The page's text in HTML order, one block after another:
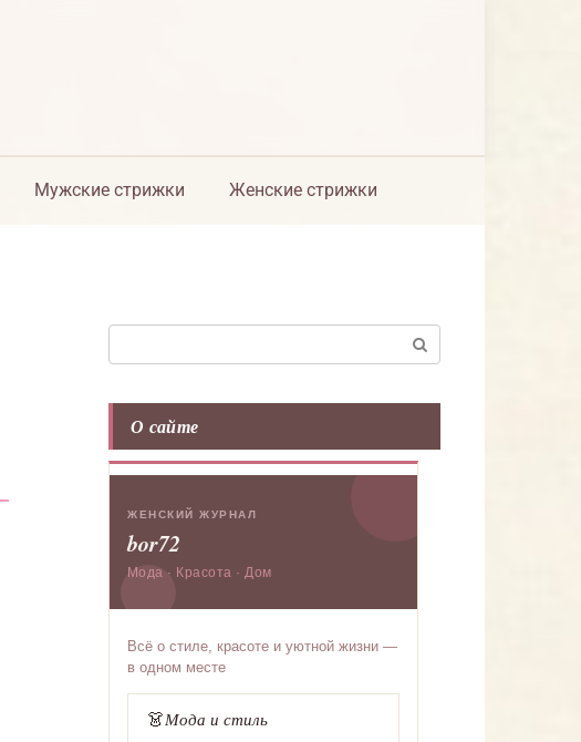
Мужские стрижки Женские стрижки
О сайте
ЖЕНСКИЙ ЖУРНАЛ
bor72
Мода · Красота · Дом
Всё о стиле, красоте и уютной жизни —
в одном месте
👗Мода и стиль